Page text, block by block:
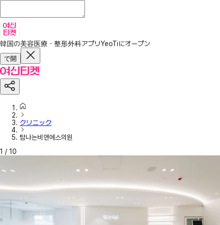
韓国の美容医療・整形外科アプリYeoTiにオープン
で開
クリニック
탐나는비앤에스의원
1 / 10